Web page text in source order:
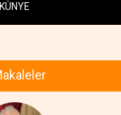
KÜNYE